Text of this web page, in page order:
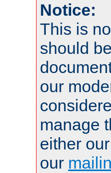
Notice:
This is
should
our
manage
either
our